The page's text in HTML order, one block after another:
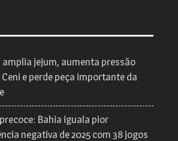
amplia jejum, aumenta pressão
e perde peça importante da
Bahia iguala pior
negativa de 2025 com 38 jogos